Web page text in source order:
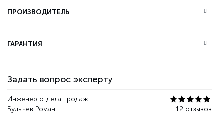
Задать вопрос эксперту
Инженер отдела продаж
Булычев Роман
12 отзывов
ПРОИЗВОДИТЕЛЬ
ГАРАНТИЯ